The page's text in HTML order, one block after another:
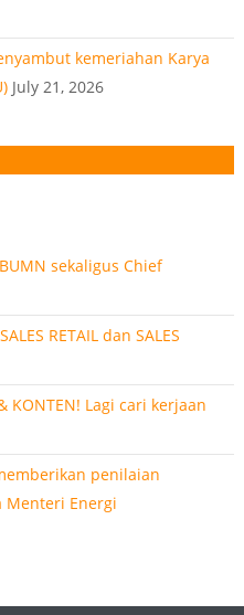
kemeriahan Karya
July 21, 2026
sekaligus Chief
RETAIL dan SALES
KONTEN! Lagi cari kerjaan
penilaian
Menteri Energi